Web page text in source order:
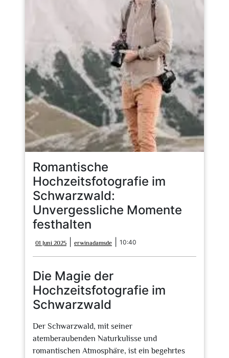
Romantische
Hochzeitsfotografie im
Schwarzwald:
Unvergessliche Momente
festhalten
01 Juni 2025
Juni
2025
erwinadamsde erwinadamsde
10:40
Die Magie der
Hochzeitsfotografie im
Schwarzwald
Der Schwarzwald, mit seiner
atemberaubenden Naturkulisse und
romantischen Atmosphäre, ist ein begehrtes